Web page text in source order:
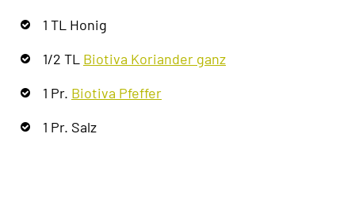
1 TL Honig
1/2 TL Biotiva Koriander ganz
1 Pr. Biotiva Pfeffer
1 Pr. Salz